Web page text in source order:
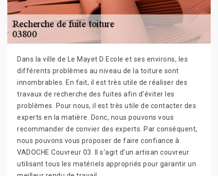
Dans la ville de Le Mayet D Ecole et ses environs, les
différents problèmes au niveau de la toiture sont
innombrables. En fait, il est très utile de réaliser des
travaux de recherche des fuites afin d'éviter les
problèmes. Pour nous, il est très utile de contacter des
experts en la matière. Donc, nous pouvons vous
recommander de convier des experts. Par conséquent,
nous pouvons vous proposer de faire confiance à
VADOCHE Couvreur 03. Il s'agit d'un artisan couvreur
utilisant tous les matériels appropriés pour garantir un